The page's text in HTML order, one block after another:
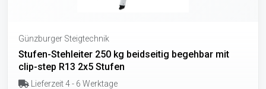
Günzburger Steigtechnik
Stufen-Stehleiter 250 kg beidseitig begehbar mit
clip-step R13 2x5 Stufen
Lieferzeit 4 - 6 Werktage